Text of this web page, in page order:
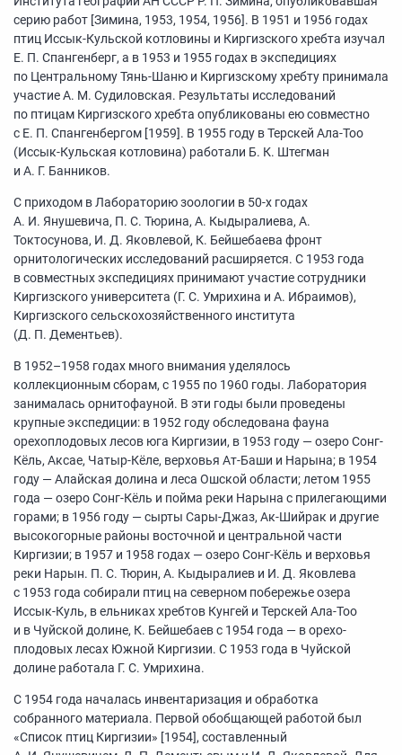
серию работ [Зимина, 1953, 1954, 1956]. В 1951 и 1956 годах
птиц Иссык-Кульской котловины и Киргизского хребта изучал
Е. П. Спангенберг, а в 1953 и 1955 годах в экспедициях
по Центральному Тянь-Шаню и Киргизскому хребту принимала
участие А. М. Судиловская. Результаты исследований
по птицам Киргизского хребта опубликованы ею совместно
с Е. П. Спангенбергом [1959]. В 1955 году в Терскей Ала-Too
(Иссык-Кульская котловина) работали Б. К. Штегман
и А. Г. Банников.
С приходом в Лабораторию зоологии в 50-х годах
А. И. Янушевича, П. С. Тюрина, А. Кыдыралиева, А.
Токтосунова, И. Д. Яковлевой, К. Бейшебаева фронт
орнитологических исследований расширяется. С 1953 года
в совместных экспедициях принимают участие сотрудники
Киргизского университета (Г. С. Умрихина и А. Ибраимов),
Киргизского сельскохозяйственного института
(Д. П. Дементьев).
В 1952–1958 годах много внимания уделялось
коллекционным сборам, с 1955 по 1960 годы. Лаборатория
занималась орнитофауной. В эти годы были проведены
крупные экспедиции: в 1952 году обследована фауна
орехоплодовых лесов юга Киргизии, в 1953 году — озеро Сонг-
Кёль, Аксае, Чатыр-Кёле, верховья Ат-Баши и Нарына; в 1954
году — Алайская долина и леса Ошской области; летом 1955
года — озеро Сонг-Кёль и пойма реки Нарына с прилегающими
горами; в 1956 году — сырты Сары-Джаз, Ак-Шийрак и другие
высокогорные районы восточной и центральной части
Киргизии; в 1957 и 1958 годах — озеро Сонг-Кёль и верховья
реки Нарын. П. С. Тюрин, А. Кыдыралиев и И. Д. Яковлева
с 1953 года собирали птиц на северном побережье озера
Иссык-Куль, в ельниках хребтов Кунгей и Терскей Ала-Тоо
и в Чуйской долине, К. Бейшебаев с 1954 года — в орехо-
плодовых лесах Южной Киргизии. С 1953 года в Чуйской
долине работала Г. С. Умрихина.
С 1954 года началась инвентаризация и обработка
собранного материала. Первой обобщающей работой был
«Список птиц Киргизии» [1954], составленный